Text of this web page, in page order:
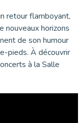
retour flamboyant,
nouveaux horizons
de son humour
pieds. À découvrir
à la Salle